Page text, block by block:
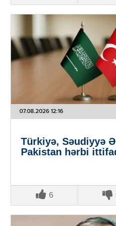
07.08.2026 12:16
Türkiyə, Səudiyyə
Pakistan hərbi
6